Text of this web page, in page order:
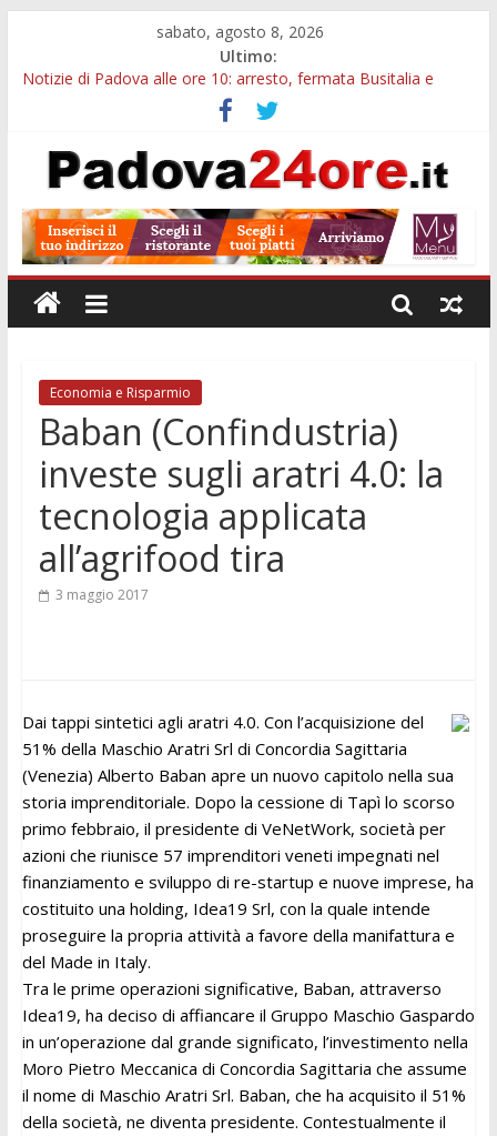
sabato, agosto 8, 2026
Ultimo:
Notizie di Padova alle ore 10: arresto, fermata Busitalia e
Notizie di Padova alle ore 23: maltrattamenti, arresto a
Limena e progetto Cool Shop
Bando sicurezza urbana Veneto: 650mila euro per Comuni e
Sicurezza esodo estivo Padova: più controlli su strade, stazioni
e treni
Bonus trasporto pubblico Veneto: 200 euro per l’abbonamento
annuale
Economia e Risparmio
Baban (Confindustria)
investe sugli aratri 4.0: la
tecnologia applicata
all’agrifood tira
3 maggio 2017
Dai tappi sintetici agli aratri 4.0. Con l’acquisizione del
51% della Maschio Aratri Srl di Concordia Sagittaria
(Venezia) Alberto Baban apre un nuovo capitolo nella sua
storia imprenditoriale. Dopo la cessione di Tapì lo scorso
primo febbraio, il presidente di VeNetWork, società per
azioni che riunisce 57 imprenditori veneti impegnati nel
finanziamento e sviluppo di re-startup e nuove imprese, ha
costituito una holding, Idea19 Srl, con la quale intende
proseguire la propria attività a favore della manifattura e
del Made in Italy.
Tra le prime operazioni significative, Baban, attraverso
Idea19, ha deciso di affiancare il Gruppo Maschio Gaspardo
in un’operazione dal grande significato, l’investimento nella
Moro Pietro Meccanica di Concordia Sagittaria che assume
il nome di Maschio Aratri Srl. Baban, che ha acquisito il 51%
della società, ne diventa presidente. Contestualmente il